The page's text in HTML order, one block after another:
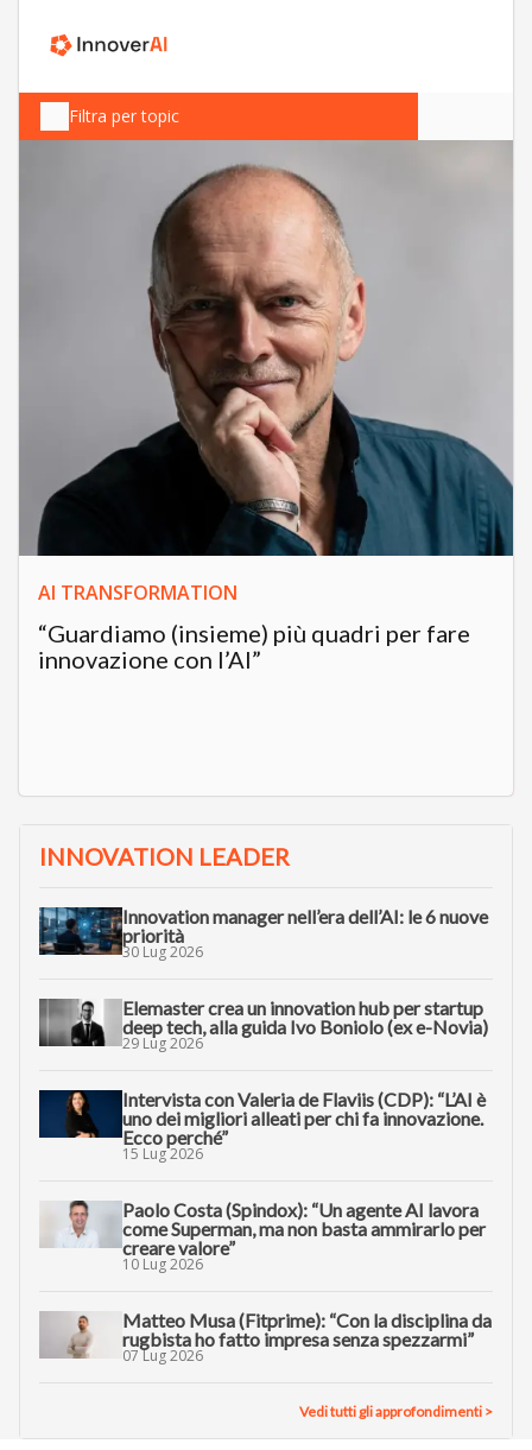
Filtra per topic
AI TRANSFORMATION
“Guardiamo (insieme) più quadri per fare
innovazione con l’AI”
INNOVATION LEADER
Innovation manager nell’era dell’AI: le 6 nuove
priorità
30 Lug 2026
Elemaster crea un innovation hub per startup
deep tech, alla guida Ivo Boniolo (ex e-Novia)
29 Lug 2026
Intervista con Valeria de Flaviis (CDP): “L’AI è
uno dei migliori alleati per chi fa innovazione.
Ecco perché”
15 Lug 2026
Paolo Costa (Spindox): “Un agente AI lavora
come Superman, ma non basta ammirarlo per
creare valore”
10 Lug 2026
Matteo Musa (Fitprime): “Con la disciplina da
rugbista ho fatto impresa senza spezzarmi”
07 Lug 2026
Vedi tutti gli approfondimenti >